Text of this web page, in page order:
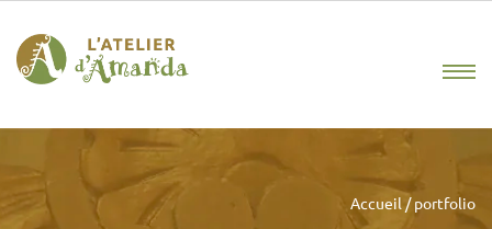
Accueil / portfolio